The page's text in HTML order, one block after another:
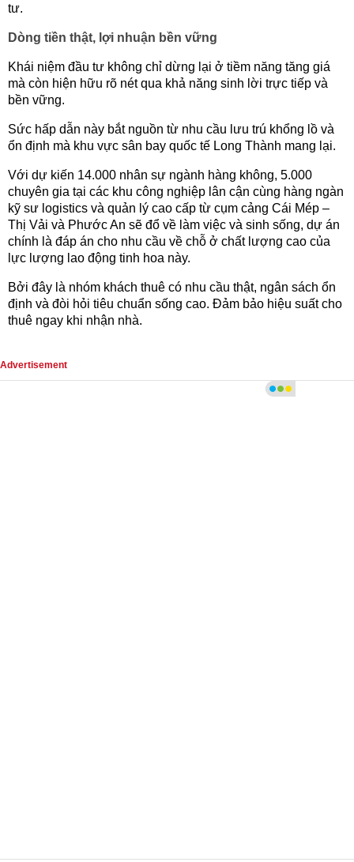
tư.
Dòng tiền thật, lợi nhuận bền vững
Khái niệm đầu tư không chỉ dừng lại ở tiềm năng tăng giá
mà còn hiện hữu rõ nét qua khả năng sinh lời trực tiếp và
bền vững.
Sức hấp dẫn này bắt nguồn từ nhu cầu lưu trú khổng lồ và
ổn định mà khu vực sân bay quốc tế Long Thành mang lại.
Với dự kiến 14.000 nhân sự ngành hàng không, 5.000
chuyên gia tại các khu công nghiệp lân cận cùng hàng ngàn
kỹ sư logistics và quản lý cao cấp từ cụm cảng Cái Mép –
Thị Vải và Phước An sẽ đổ về làm việc và sinh sống, dự án
chính là đáp án cho nhu cầu về chỗ ở chất lượng cao của
lực lượng lao động tinh hoa này.
Bởi đây là nhóm khách thuê có nhu cầu thật, ngân sách ổn
định và đòi hỏi tiêu chuẩn sống cao. Đảm bảo hiệu suất cho
thuê ngay khi nhận nhà.
Advertisement